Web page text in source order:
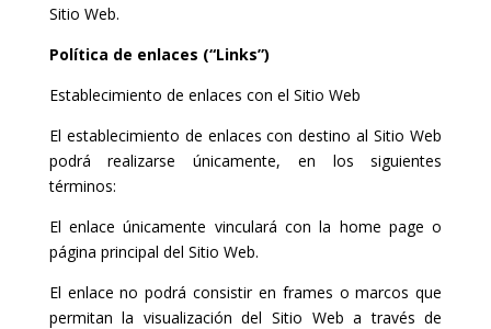
Sitio Web.
Política de enlaces (“Links”)
Establecimiento de enlaces con el Sitio Web
El establecimiento de enlaces con destino al Sitio Web
podrá realizarse únicamente, en los siguientes
términos:
El enlace únicamente vinculará con la home page o
página principal del Sitio Web.
El enlace no podrá consistir en frames o marcos que
permitan la visualización del Sitio Web a través de